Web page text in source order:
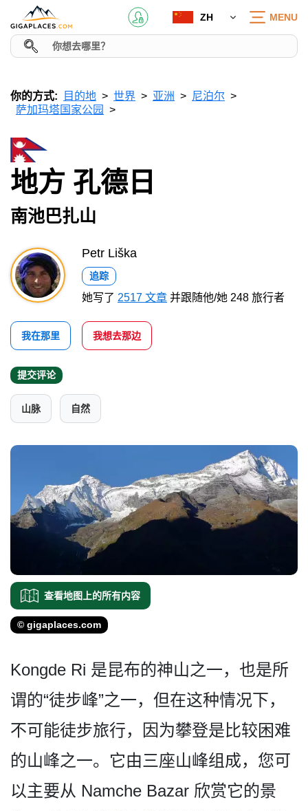
ZH MENU
你的方式: 目的地 世界 亚洲
尼泊尔
萨加玛塔国家公园
地方 孔德日
南池巴扎山
Petr Liška
追踪
她写了 2517 文章 并跟随他/她 248 旅行者
我在那里 我想去那边
提交评论
山脉 自然
查看地图上的所有内容
© gigaplaces.com
Kongde Ri 是昆布的神山之一，也是所
谓­的“徒步峰”之一，但在这种情况下，
不可能徒步旅行­，因为攀登是比较困难
的山峰之一。它由三座山峰组成­，您可
以主要从 Namche Bazar 欣赏它的景